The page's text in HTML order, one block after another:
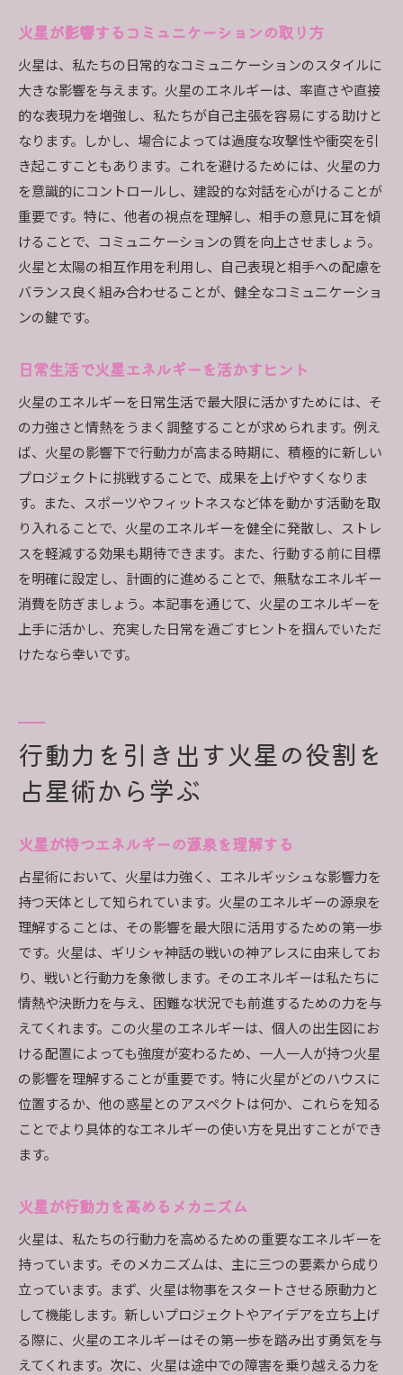
火星が影響するコミュニケーションの取り方
火星は、私たちの日常的なコミュニケーションのスタイルに
大きな影響を与えます。火星のエネルギーは、率直さや直接
的な表現力を増強し、私たちが自己主張を容易にする助けと
なります。しかし、場合によっては過度な攻撃性や衝突を引
き起こすこともあります。これを避けるためには、火星の力
を意識的にコントロールし、建設的な対話を心がけることが
重要です。特に、他者の視点を理解し、相手の意見に耳を傾
けることで、コミュニケーションの質を向上させましょう。
火星と太陽の相互作用を利用し、自己表現と相手への配慮を
バランス良く組み合わせることが、健全なコミュニケーショ
ンの鍵です。
日常生活で火星エネルギーを活かすヒント
火星のエネルギーを日常生活で最大限に活かすためには、そ
の力強さと情熱をうまく調整することが求められます。例え
ば、火星の影響下で行動力が高まる時期に、積極的に新しい
プロジェクトに挑戦することで、成果を上げやすくなりま
す。また、スポーツやフィットネスなど体を動かす活動を取
り入れることで、火星のエネルギーを健全に発散し、ストレ
スを軽減する効果も期待できます。また、行動する前に目標
を明確に設定し、計画的に進めることで、無駄なエネルギー
消費を防ぎましょう。本記事を通じて、火星のエネルギーを
上手に活かし、充実した日常を過ごすヒントを掴んでいただ
けたなら幸いです。
行動力を引き出す火星の役割を
占星術から学ぶ
火星が持つエネルギーの源泉を理解する
占星術において、火星は力強く、エネルギッシュな影響力を
持つ天体として知られています。火星のエネルギーの源泉を
理解することは、その影響を最大限に活用するための第一歩
です。火星は、ギリシャ神話の戦いの神アレスに由来してお
り、戦いと行動力を象徴します。そのエネルギーは私たちに
情熱や決断力を与え、困難な状況でも前進するための力を与
えてくれます。この火星のエネルギーは、個人の出生図にお
ける配置によっても強度が変わるため、一人一人が持つ火星
の影響を理解することが重要です。特に火星がどのハウスに
位置するか、他の惑星とのアスペクトは何か、これらを知る
ことでより具体的なエネルギーの使い方を見出すことができ
ます。
火星が行動力を高めるメカニズム
火星は、私たちの行動力を高めるための重要なエネルギーを
持っています。そのメカニズムは、主に三つの要素から成り
立っています。まず、火星は物事をスタートさせる原動力と
して機能します。新しいプロジェクトやアイデアを立ち上げ
る際に、火星のエネルギーはその第一歩を踏み出す勇気を与
えてくれます。次に、火星は途中での障害を乗り越える力を